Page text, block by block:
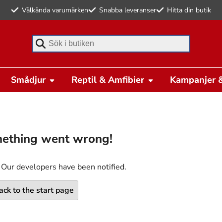
Välkända varumärken Snabba leveranser Hitta din butik
Börja skriva för att söka
Smådjur Reptil & Amfibier Kampanjer
went wrong!
developers have been notified.
to the start page